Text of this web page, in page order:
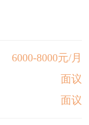
6000-8000元/月
面议
面议